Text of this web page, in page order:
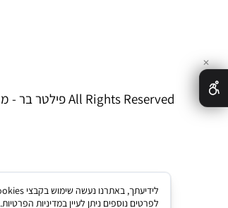
פילטר בר - מתקני מים | מיני בר מים © 2026 All Rights Reserved
✕
לפרטים נוספים ניתן לעיין במדיניות הפרטיות.